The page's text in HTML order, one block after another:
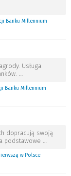
Banku Millennium
Usługa
…
Banku Millennium
dopracują swoją
podstawowe …
w Polsce